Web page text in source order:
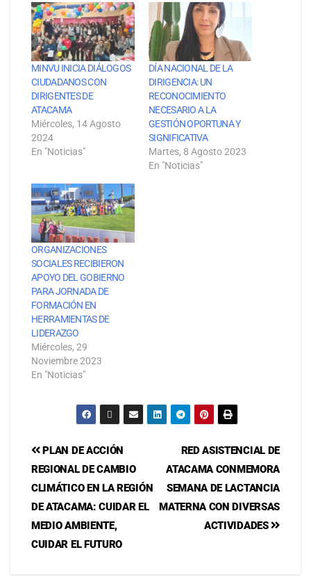
MINVU INICIA DIÁLOGOS
CIUDADANOS CON
DIRIGENTES DE
ATACAMA
Miércoles, 14 Agosto
2024
En "Noticias"
DÍA NACIONAL DE LA
DIRIGENCIA: UN
RECONOCIMIENTO
NECESARIO A LA
GESTIÓN OPORTUNA Y
SIGNIFICATIVA
Martes, 8 Agosto 2023
En "Noticias"
ORGANIZACIONES
SOCIALES RECIBIERON
APOYO DEL GOBIERNO
PARA JORNADA DE
FORMACIÓN EN
HERRAMIENTAS DE
LIDERAZGO
Miércoles, 29
Noviembre 2023
En "Noticias"
RED ASISTENCIAL DE
ATACAMA CONMEMORA
SEMANA DE LACTANCIA
MATERNA CON DIVERSAS
ACTIVIDADES
PLAN DE ACCIÓN
REGIONAL DE CAMBIO
CLIMÁTICO EN LA REGIÓN
DE ATACAMA: CUIDAR EL
MEDIO AMBIENTE,
CUIDAR EL FUTURO